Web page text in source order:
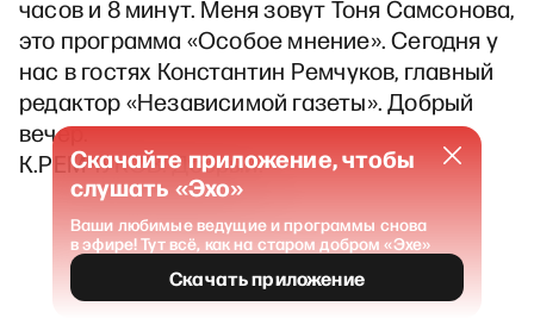
часов и 8 минут. Меня зовут Тоня Самсонова,
это программа «Особое мнение». Сегодня у
нас в гостях Константин Ремчуков, главный
редактор «Независимой газеты». Добрый
вечер.
К.РЕМЧУКОВ: Добрый.
Скачайте приложение, чтобы
слушать «Эхо»
Ваши любимые ведущие и программы снова
в эфире! Тут всё, как на старом добром «Эхе»
Скачать приложение